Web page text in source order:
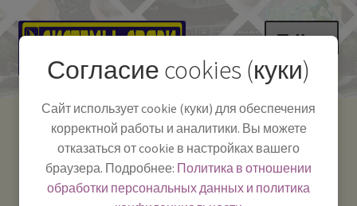
Перейти
навигации
Перейти
содержимому
Меню
Как пользоваться
Системы Связи:
г. Красноярск, ул.
Телефон:+7-
391-249-1040
Согласие cookies (куки)
Сайт использует cookie (куки) для обеспечения
корректной работы и аналитики. Вы можете
отказаться от cookie в настройках вашего
браузера. Подробнее: Политика в отношении
обработки персональных данных и политика